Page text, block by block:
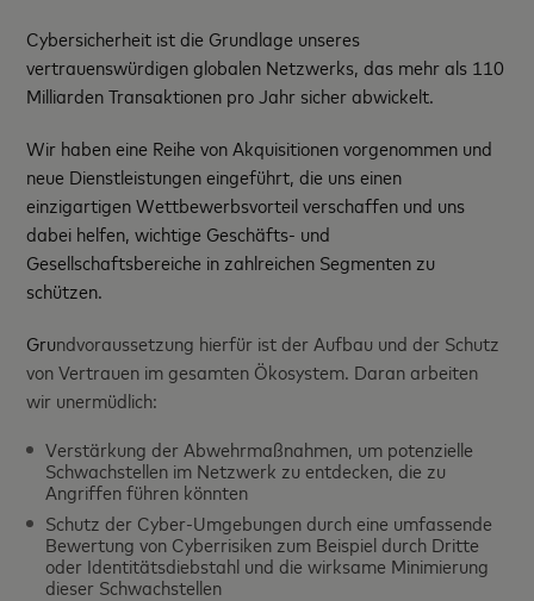
Cybersicherheit ist die Grundlage unseres
vertrauenswürdigen globalen Netzwerks, das mehr als 110
Milliarden Transaktionen pro Jahr sicher abwickelt.
Wir haben eine Reihe von Akquisitionen vorgenommen und
neue Dienstleistungen eingeführt, die uns einen
einzigartigen Wettbewerbsvorteil verschaffen und uns
dabei helfen, wichtige Geschäfts- und
Gesellschaftsbereiche in zahlreichen Segmenten zu
schützen.
Grundvoraussetzung hierfür ist der Aufbau und der Schutz
von Vertrauen im gesamten Ökosystem. Daran arbeiten
wir unermüdlich:
Verstärkung der Abwehrmaßnahmen, um potenzielle
Schwachstellen im Netzwerk zu entdecken, die zu
Angriffen führen könnten
Schutz der Cyber-Umgebungen durch eine umfassende
Bewertung von Cyberrisiken zum Beispiel durch Dritte
oder Identitätsdiebstahl und die wirksame Minimierung
dieser Schwachstellen